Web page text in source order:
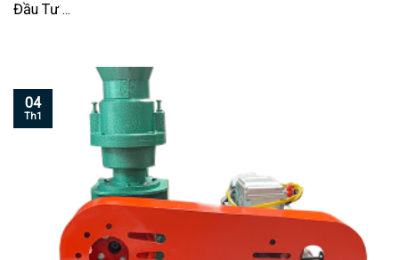
Đầu Tư ...
04
Th1